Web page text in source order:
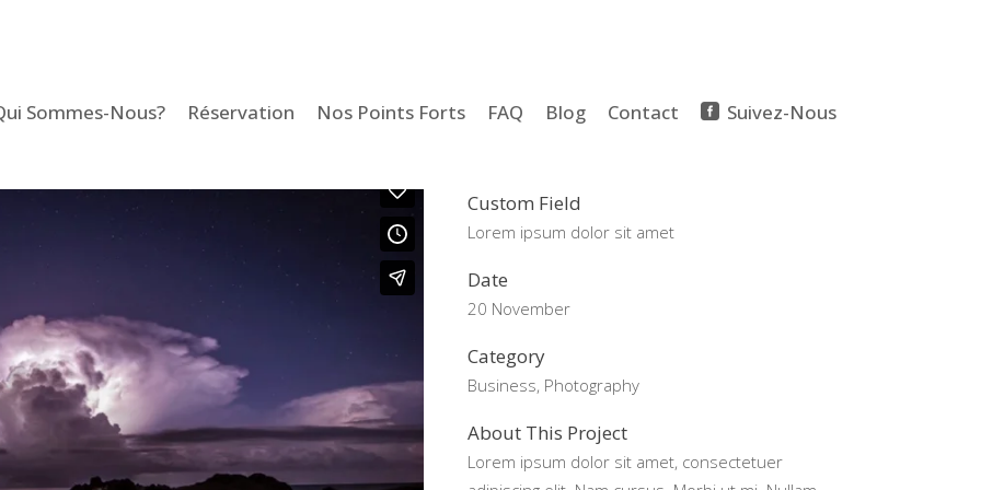
Sommes-Nous? Réservation Nos Points Forts FAQ Blog Contact Suivez-Nous
Custom Field
Lorem ipsum dolor sit amet
Date
20 November
Category
Business, Photography
About This Project
Lorem ipsum dolor sit amet, consectetuer